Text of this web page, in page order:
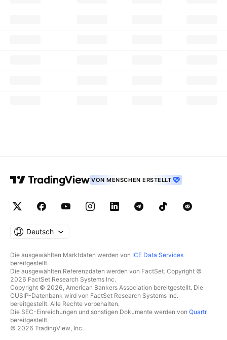
VON MENSCHEN ERSTELLT
Deutsch
Die ausgewählten Marktdaten werden von ICE Data Services
bereitgestellt.
Die ausgewählten Referenzdaten werden von FactSet. Copyright ©
2026 FactSet Research Systems Inc.
Copyright © 2026, American Bankers Association bereitgestellt. Die
CUSIP-Datenbank wird von FactSet Research Systems Inc.
bereitgestellt. Alle Rechte vorbehalten.
Die SEC-Einreichungen und sonstigen Dokumente werden von Quartr
bereitgestellt.
© 2026 TradingView, Inc.